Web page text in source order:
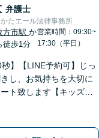
弁護士
たエール法律事務所
方市駅 か
徒歩1分
営業時間：09:30~
17:30（平日）
秒】【LINE予約可】じっ
し、お気持ちを大切に
ト致します【キッズス
談可】